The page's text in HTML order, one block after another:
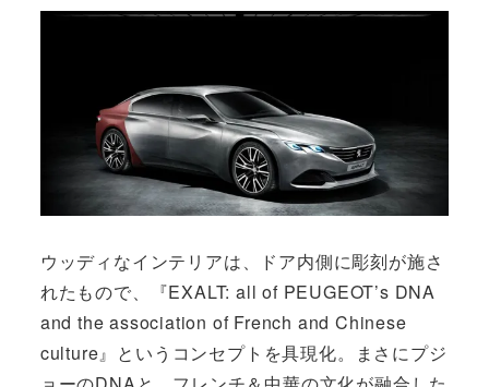
ウッディなインテリアは、ドア内側に彫刻が施さ
れたもので、『EXALT: all of PEUGEOT’s DNA
and the association of French and Chinese
culture』というコンセプトを具現化。まさにプジ